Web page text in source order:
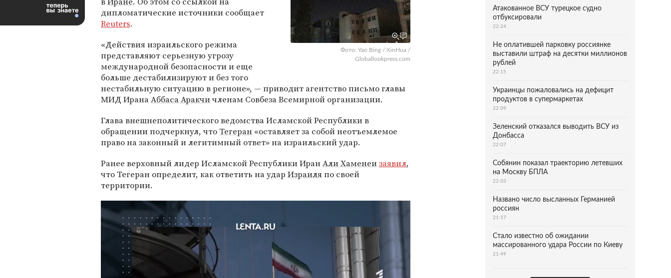
Фото: Yao Bing / XinHua /
Globallookpress.com
дипломатические источники сообщает
Reuters.
«Действия израильского режима
представляют серьезную угрозу
международной безопасности и еще
больше дестабилизируют и без того
нестабильную ситуацию в регионе», — приводит агентство письмо главы
МИД ИранаАббаса Аракчичленам Совбеза Всемирной организации.
Глава внешнеполитического ведомства Исламской Республики в
обращении подчеркнул, что Тегеран «оставляет за собой неотъемлемое
право на законный и легитимный ответ» на израильский удар.
Ранее верховный лидер Исламской Республики ИранАли Хаменеизаявил,
что Тегеран определит, как ответить на удар Израиляпо своей
территории.
Атакованное ВСУ турецкое судно
отбуксировали
22:24
Не оплатившей парковку россиянке
выставили штраф на десятки миллионов
рублей
22:15
Украинцы пожаловались на дефицит
продуктов в супермаркетах
22:09
Зеленский отказался выводить ВСУ из
Донбасса
22:07
Собянин показал траекторию летевших
на Москву БПЛА
22:03
Названо число высланных Германией
россиян
21:57
Стало известно об ожидании
массированного удара России по Киеву
21:49